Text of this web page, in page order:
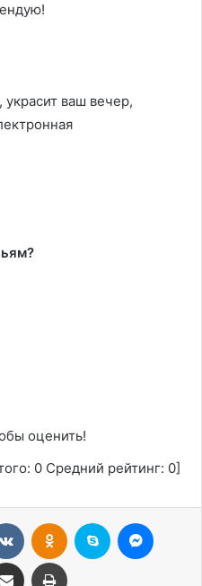
ваш вечер,
оценить!
0 Средний рейтинг: 0]
ВконтактеОдноклассники
Skype
Поделиться через электронную почту Печатать